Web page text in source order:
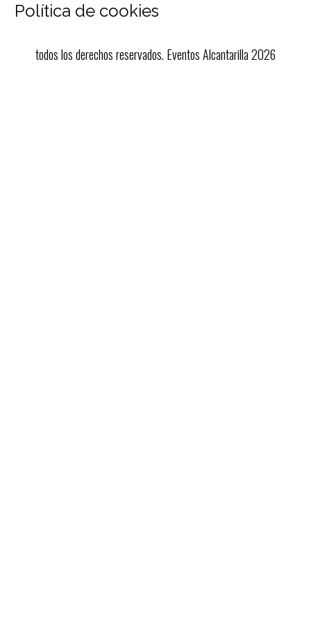
Política de cookies
todos los derechos reservados. Eventos Alcantarilla 2026